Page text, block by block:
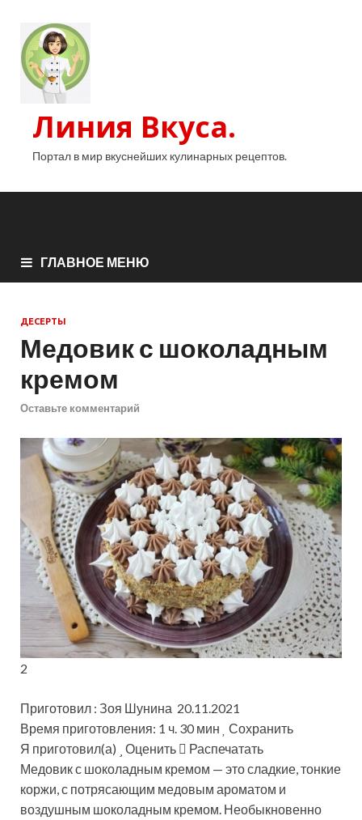
Линия Вкуса.
Портал в мир вкуснейших кулинарных рецептов.
ГЛАВНОЕ МЕНЮ
ДЕСЕРТЫ
Медовик с шоколадным
кремом
Оставьте комментарий
2
Приготовил : Зоя Шунина 20.11.2021
Время приготовления: 1 ч. 30 мин
Сохранить
Я приготовил(а)
Оценить
Распечатать
Медовик с шоколадным кремом — это сладкие, тонкие
коржи, с потрясающим медовым ароматом и
воздушным шоколадным кремом. Необыкновенно